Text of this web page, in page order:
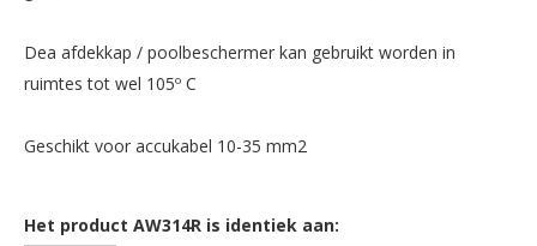
Dea afdekkap / poolbeschermer kan gebruikt worden in
ruimtes tot wel 105º C
Geschikt voor accukabel 10-35 mm2
Het product AW314R is identiek aan: